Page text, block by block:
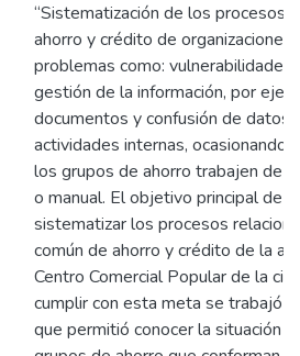
“Sistematización de los procesos
ahorro y crédito de
problemas como: vulnerabilidades
gestión de la información, por
documentos y confusión de datos
actividades internas, ocasionando
los grupos de ahorro trabajen de
o manual. El objetivo principal de
sistematizar los procesos
común de ahorro y crédito de la
Centro Comercial Popular de la
cumplir con esta meta se trabajó
que permitió conocer la situación